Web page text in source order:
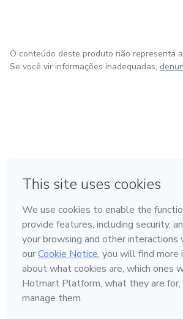
O conteúdo deste produto não representa
Se você vir informações inadequadas,
Feito com ❤ na Cidade do México
Conheça a Hotmart
Idioma
Português